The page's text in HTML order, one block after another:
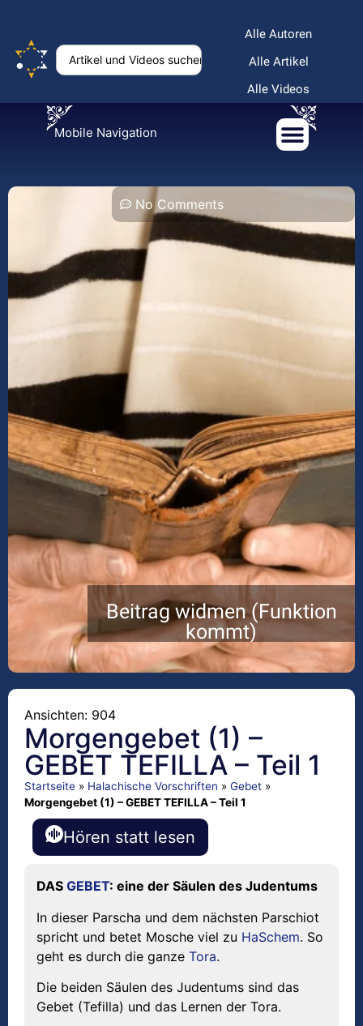
Alle Autoren
Alle Artikel
Alle Videos
Mobile Navigation
No Comments
Beitrag widmen (Funktion
kommt)
Ansichten: 904
Morgengebet (1) –
GEBET TEFILLA – Teil 1
Startseite » Halachische Vorschriften » Gebet »
Morgengebet (1) – GEBET TEFILLA – Teil 1
Hören statt lesen
DAS GEBET: eine der Säulen des Judentums
In dieser Parscha und dem nächsten Parschiot
spricht und betet Mosche viel zu HaSchem. So
geht es durch die ganze Tora.
Die beiden Säulen des Judentums sind das
Gebet (Tefilla) und das Lernen der Tora.